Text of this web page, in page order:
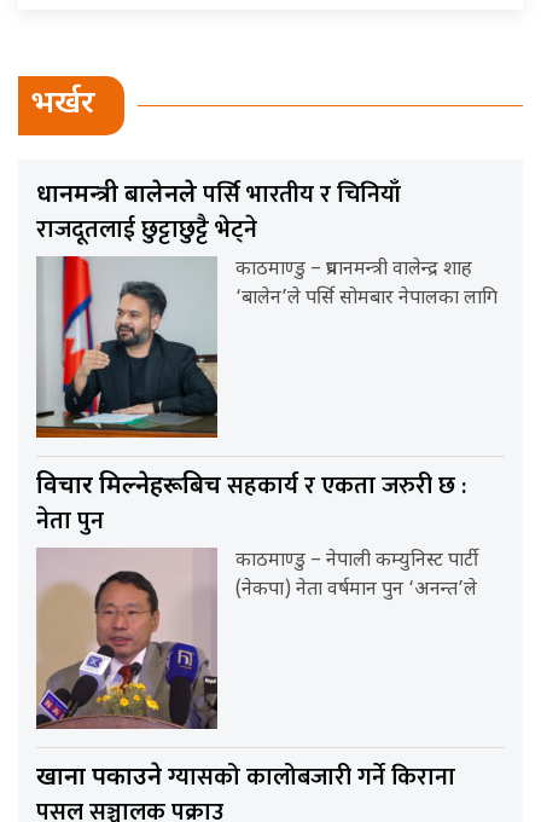
भर्खर
प्रधानमन्त्री बालेनलेपर्सि भारतीय र चिनियाँ
राजदूतलाई छुट्टाछुट्टै भेट्ने
काठमाण्डु – प्रधानमन्त्री वालेन्द्र शाह
‘बालेन’ले पर्सि सोमबार नेपालका लागि
विचार मिल्नेहरूबिचसहकार्य र एकता जरुरी छ :
नेता पुन
काठमाण्डु – नेपाली कम्युनिस्ट पार्टी
(नेकपा) नेता वर्षमान पुन ‘अनन्त’ले
खाना पकाउनेग्यासको कालोबजारी गर्ने किराना
पसल सञ्चालक पक्राउ